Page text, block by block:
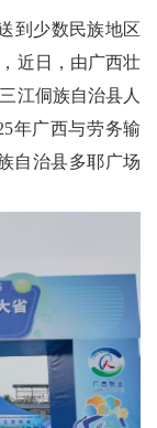
到少数民族地区
近日，由广西壮
江侗族自治县人
年广西与劳务输
自治县多耶广场